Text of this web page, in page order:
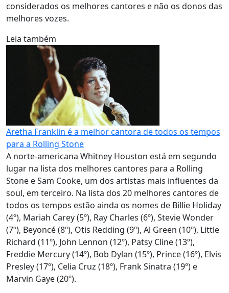
considerados os melhores cantores e não os donos das
melhores vozes.
Leia também
Aretha Franklin é a melhor cantora de todos os tempos
para a Rolling Stone
A norte-americana Whitney Houston está em segundo
lugar na lista dos melhores cantores para a Rolling
Stone e Sam Cooke, um dos artistas mais influentes da
soul, em terceiro. Na lista dos 20 melhores cantores de
todos os tempos estão ainda os nomes de Billie Holiday
(4º), Mariah Carey (5º), Ray Charles (6º), Stevie Wonder
(7º), Beyoncé (8º), Otis Redding (9º), Al Green (10º), Little
Richard (11º), John Lennon (12º), Patsy Cline (13º),
Freddie Mercury (14º), Bob Dylan (15º), Prince (16º), Elvis
Presley (17º), Celia Cruz (18º), Frank Sinatra (19º) e
Marvin Gaye (20º).